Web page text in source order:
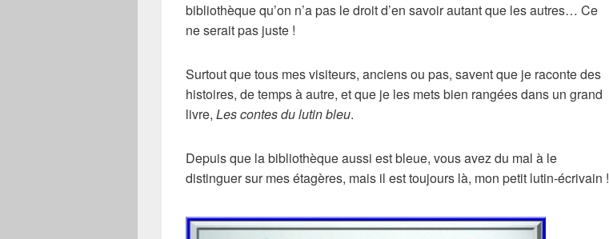
bibliothèque qu’on n’a pas le droit d’en savoir autant que les autres… Ce
ne serait pas juste !
Surtout que tous mes visiteurs, anciens ou pas, savent que je raconte des
histoires, de temps à autre, et que je les mets bien rangées dans un grand
livre, Les contes du lutin bleu.
Depuis que la bibliothèque aussi est bleue, vous avez du mal à le
distinguer sur mes étagères, mais il est toujours là, mon petit lutin-écrivain !